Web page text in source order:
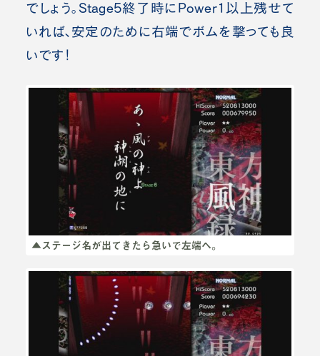
でしょう。Stage5終了時にPower1以上残せて
いれば、安定のために右端でボムを撃っても良
いです！
▲ステージ名が出てきたら急いで左端へ。